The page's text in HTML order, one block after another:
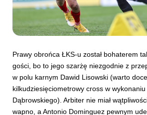
Prawy obrońca ŁKS-u został bohaterem
gości, bo to jego szarżę niezgodnie z
w polu karnym Dawid Lisowski (warto
kilkudziesięciometrowy cross w
Dąbrowskiego). Arbiter nie miał
wapno, a Antonio Dominguez pewnym